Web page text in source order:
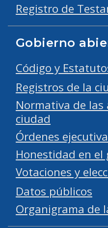
Registro de
Gobierno
Código y
Registros de la
Normativa de las
ciudad
Órdenes
Honestidad en el
Votaciones y
Datos públicos
Organigrama de